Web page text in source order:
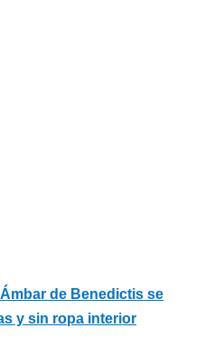
Ámbar de Benedictis se
y sin ropa interior